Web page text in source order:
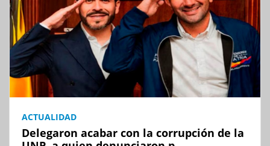
ACTUALIDAD
Delegaron acabar con la corrupción de la